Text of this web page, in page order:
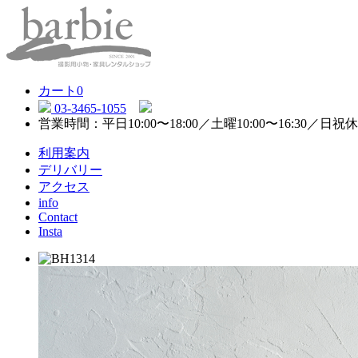
カート 0
03-3465-1055
営業時間：平日10:00〜18:00／土曜10:00〜16:30／日祝
利用案内
デリバリー
アクセス
info
Contact
Insta